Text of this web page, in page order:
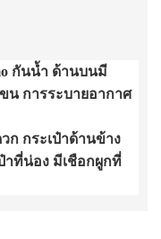
กันน้ำ ด้านบนมี
น การระบายอากาศ
ก กระเป๋าด้านข้าง
าที่น่อง มีเชือกผูกที่